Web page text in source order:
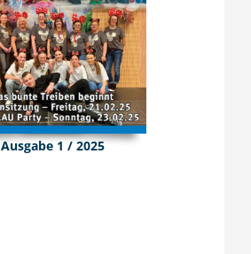
Ausgabe 1 / 2025